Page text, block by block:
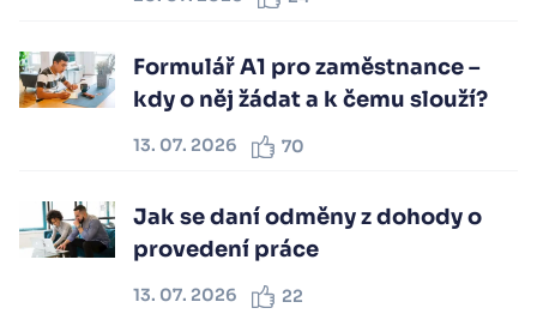
Formulář A1 pro zaměstnance –
kdy o něj žádat a k čemu slouží?
13. 07. 2026 70
Jak se daní odměny z dohody o
provedení práce
13. 07. 2026 22